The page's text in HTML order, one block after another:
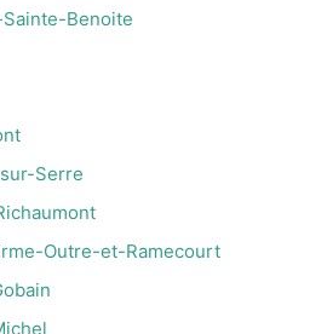
Benoite
Serre
Outre-et-Ramecourt